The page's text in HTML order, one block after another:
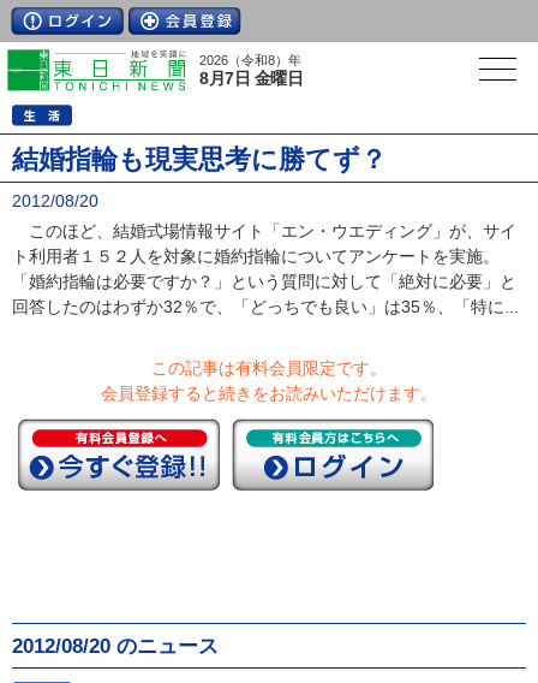
2026（令和8）年
8月7日 金曜日
結婚指輪も現実思考に勝てず？
2012/08/20
このほど、結婚式場情報サイト「エン・ウエディング」が、サイ
ト利用者１５２人を対象に婚約指輪についてアンケートを実施。
「婚約指輪は必要ですか？」という質問に対して「絶対に必要」と
回答したのはわずか32％で、「どっちでも良い」は35％、「特に...
この記事は有料会員限定です。
会員登録すると続きをお読みいただけます。
2012/08/20 のニュース